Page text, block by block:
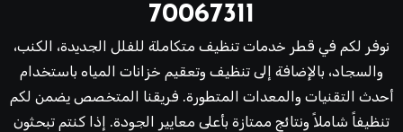
70067311
نوفر لكم في قطر خدمات تنظيف متكاملة للفلل الجديدة، الكنب،
والسجاد، بالإضافة إلى تنظيف وتعقيم خزانات المياه باستخدام
أحدث التقنيات والمعدات المتطورة. فريقنا المتخصص يضمن لكم
تنظيفاً شاملاً ونتائج ممتازة بأعلى معايير الجودة. إذا كنتم تبحثون